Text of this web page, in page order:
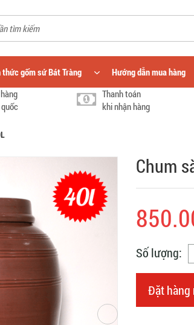
thức gốm sứ Bát Tràng Hướng dẫn mua hàng
Thanh toán
khi nhận hàng
Chum
Số lượng:
Đặt hàng